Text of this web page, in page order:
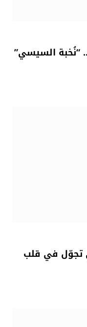
“نُخبة السيسي”
تجوّل في قلب